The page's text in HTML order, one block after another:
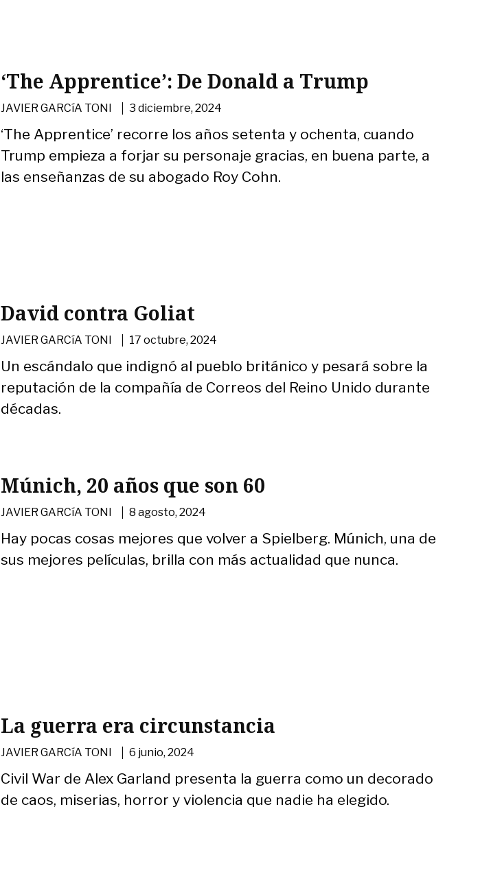
‘The Apprentice’: De Donald a Trump
JAVIER GARCíA TONI |3 diciembre, 2024
‘The Apprentice’ recorre los años setenta y ochenta, cuando
Trump empieza a forjar su personaje gracias, en buena parte, a
las enseñanzas de su abogado Roy Cohn.
David contra Goliat
JAVIER GARCíA TONI | 17 octubre, 2024
Un escándalo que indignó al pueblo británico y pesará sobre la
reputación de la compañía de Correos del Reino Unido durante
décadas.
Múnich, 20 años que son 60
JAVIER GARCíA TONI |8 agosto, 2024
Hay pocas cosas mejores que volver a Spielberg. Múnich, una de
sus mejores películas, brilla con más actualidad que nunca.
La guerra era circunstancia
JAVIER GARCíA TONI |6 junio, 2024
Civil War de Alex Garland presenta la guerra como un decorado
de caos, miserias, horror y violencia que nadie ha elegido.